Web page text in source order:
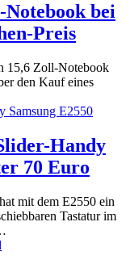
bei
Preis
15,6 Zoll-Notebook
den Kauf eines
Handy
70 Euro
mit dem E2550 ein
Tastatur im